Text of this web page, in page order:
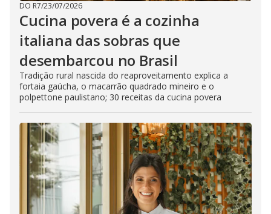
DO R7/23/07/2026
Cucina povera é a cozinha
italiana das sobras que
desembarcou no Brasil
Tradição rural nascida do reaproveitamento explica a
fortaia gaúcha, o macarrão quadrado mineiro e o
polpettone paulistano; 30 receitas da cucina povera